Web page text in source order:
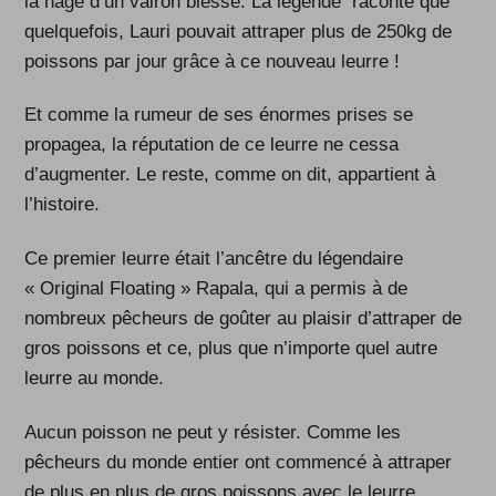
quelquefois, Lauri pouvait attraper plus de 250kg de
poissons par jour grâce à ce nouveau leurre !
Et comme la rumeur de ses énormes prises se
propagea, la réputation de ce leurre ne cessa
d’augmenter. Le reste, comme on dit, appartient à
l’histoire.
Ce premier leurre était l’ancêtre du légendaire
« Original Floating » Rapala, qui a permis à de
nombreux pêcheurs de goûter au plaisir d’attraper de
gros poissons et ce, plus que n’importe quel autre
leurre au monde.
Aucun poisson ne peut y résister. Comme les
pêcheurs du monde entier ont commencé à attraper